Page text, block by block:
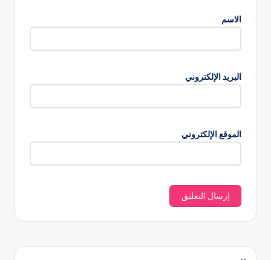
الاسم
البريد الإلكتروني
الموقع الإلكتروني